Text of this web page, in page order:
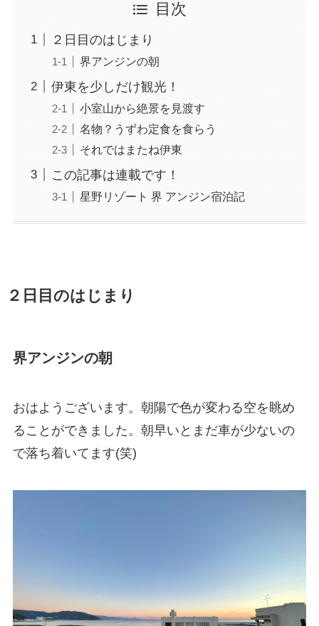
目次
２日目のはじまり
界アンジンの朝
伊東を少しだけ観光！
小室山から絶景を見渡す
名物？うずわ定食を食らう
それではまたね伊東
この記事は連載です！
星野リゾート 界 アンジン宿泊記
２日目のはじまり
界アンジンの朝
おはようございます。朝陽で色が変わる空を眺め
ることができました。朝早いとまだ車が少ないの
で落ち着いてます(笑)